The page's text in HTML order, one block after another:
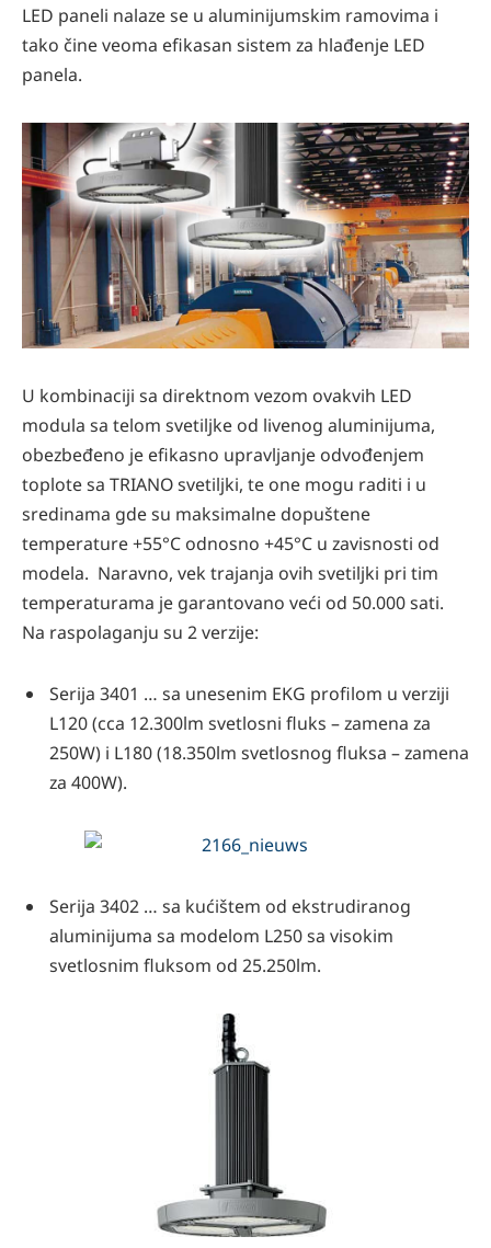
LED paneli nalaze se u aluminijumskim ramovima i
tako čine veoma efikasan sistem za hlađenje LED
panela.
U kombinaciji sa direktnom vezom ovakvih LED
modula sa telom svetiljke od livenog aluminijuma,
obezbeđeno je efikasno upravljanje odvođenjem
toplote sa TRIANO svetiljki, te one mogu raditi i u
sredinama gde su maksimalne dopuštene
temperature +55°C odnosno +45°C u zavisnosti od
modela. Naravno, vek trajanja ovih svetiljki pri tim
temperaturama je garantovano veći od 50.000 sati.
Na raspolaganju su 2 verzije:
Serija 3401 … sa unesenim EKG profilom u verziji
L120 (cca 12.300lm svetlosni fluks – zamena za
250W) i L180 (18.350lm svetlosnog fluksa – zamena
za 400W).
Serija 3402 … sa kućištem od ekstrudiranog
aluminijuma sa modelom L250 sa visokim
svetlosnim fluksom od 25.250lm.